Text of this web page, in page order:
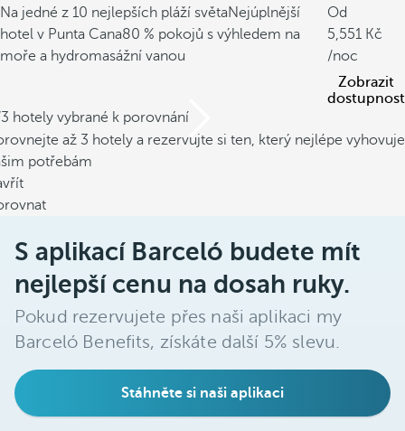
Na jedné z 10 nejlepších pláží světaNejúplnější
hotel v Punta Cana80 % pokojů s výhledem na
moře a hydromasážní vanou
Od
5,551
/noc
Zobrazit
dostupnost
hotely vybrané k porovnání
až 3 hotely a rezervujte si ten, který nejlépe vyhovuje
potřebám
S aplikací Barceló budete mít
nejlepší cenu na dosah ruky.
Pokud rezervujete přes naši aplikaci my
Barceló Benefits, získáte další 5% slevu.
Stáhněte si naši aplikaci